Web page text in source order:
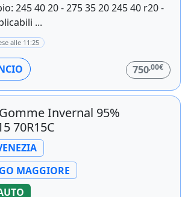
245 40 20 - 275 35 20 245 40 r20 -
...
alle 11:25
750,00€
Invernal 95%
70R15C
MAGGIORE